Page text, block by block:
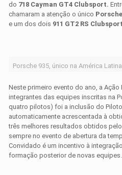
do 718 Cayman GT4 Clubsport.
chamaram a atenção o único
e um dos dois 911 GT2 RS Clubsport
Porsche 935, único na América
Neste primeiro evento do ano, a
integrantes das equipes inscritas na
quatro pilotos) foi a inclusão do
automaticamente acrescentada à
três melhores resultados obtidos
sempre no evento de abertura da
Convidado é um incentivo à
formação posterior de novas equipes.